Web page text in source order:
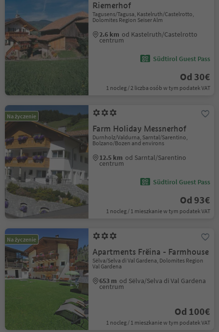
Riemerhof
Tagusens/Tagusa, Kastelruth/Castelrotto,
Dolomites Region Seiser Alm
2.6 km od Kastelruth/Castelrotto
centrum
Südtirol Guest Pass
Od 30€
1 nocleg / 2 liczba osób w tym podatek VAT
Na życzenie
Farm Holiday Messnerhof
Durnholz/Valdurna, Sarntal/Sarentino,
Bolzano/Bozen and environs
12.5 km od Sarntal/Sarentino
centrum
Südtirol Guest Pass
Od 93€
1 nocleg / 1 mieszkanie w tym podatek VAT
Na życzenie
Apartments Frëina - Farmhouse
Sëlva/Selva di Val Gardena, Dolomites Region
Val Gardena
653 m od Sëlva/Selva di Val Gardena
centrum
Od 100€
1 nocleg / 1 mieszkanie w tym podatek VAT